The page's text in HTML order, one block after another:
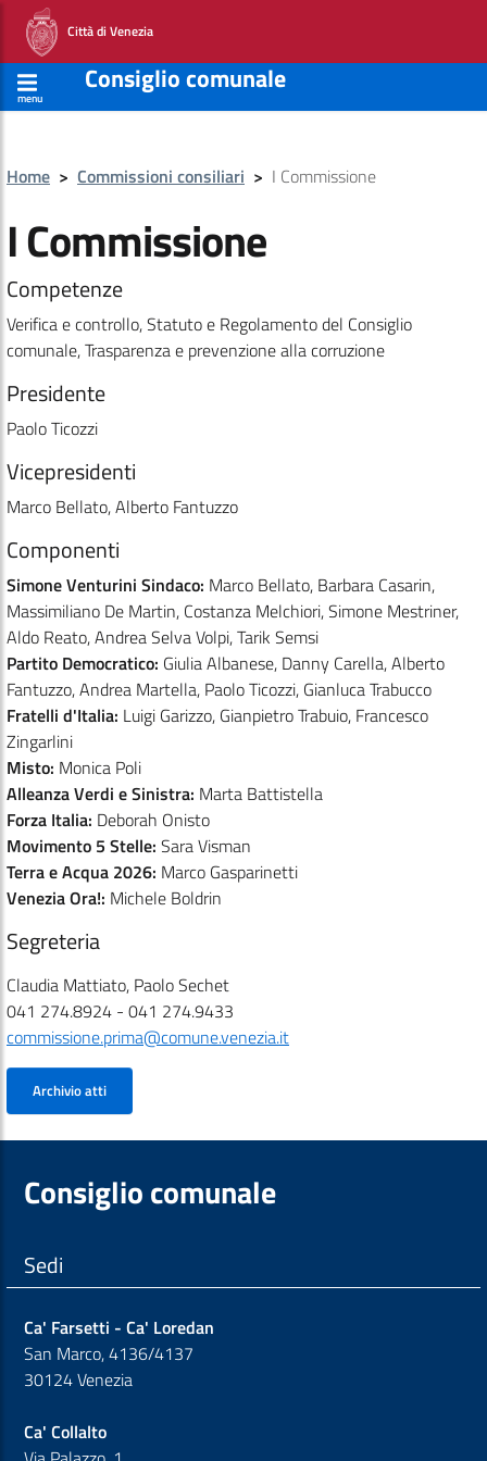
Città di Venezia
menu
Consiglio comunale
Home > Commissioni consiliari > I Commissione
I Commissione
Competenze
Verifica e controllo, Statuto e Regolamento del Consiglio
comunale, Trasparenza e prevenzione alla corruzione
Presidente
Paolo Ticozzi
Vicepresidenti
Marco Bellato, Alberto Fantuzzo
Componenti
Simone Venturini Sindaco: Marco Bellato, Barbara Casarin,
Massimiliano De Martin, Costanza Melchiori, Simone Mestriner,
Aldo Reato, Andrea Selva Volpi, Tarik Semsi
Partito Democratico: Giulia Albanese, Danny Carella, Alberto
Fantuzzo, Andrea Martella, Paolo Ticozzi, Gianluca Trabucco
Fratelli d'Italia: Luigi Garizzo, Gianpietro Trabuio, Francesco
Zingarlini
Misto: Monica Poli
Alleanza Verdi e Sinistra: Marta Battistella
Forza Italia: Deborah Onisto
Movimento 5 Stelle: Sara Visman
Terra e Acqua 2026: Marco Gasparinetti
Venezia Ora!: Michele Boldrin
Segreteria
Claudia Mattiato, Paolo Sechet
041 274.8924 - 041 274.9433
commissione.prima@comune.venezia.it
Archivio atti
Consiglio comunale
Sedi
Ca' Farsetti - Ca' Loredan
San Marco, 4136/4137
30124 Venezia
Ca' Collalto